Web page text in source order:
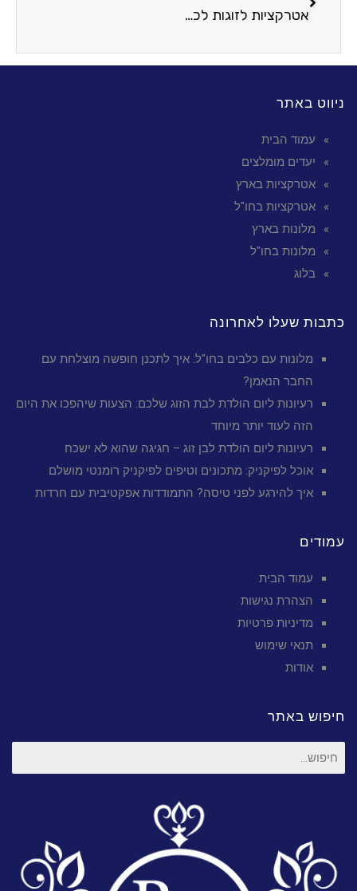
אטרקציות לזוגות לכל עונה: רעיונות לחוויות משותפות
ניווט באתר
עמוד הבית
יעדים מומלצים
אטרקציות בארץ
אטרקציות בחו"ל
מלונות בארץ
מלונות בחו"ל
בלוג
כתבות שעלו לאחרונה
מלונות עם כלבים בחו"ל: איך לתכנן חופשה מוצלחת עם
החבר הנאמן?
רעיונות ליום הולדת לבת הזוג שלכם: הצעות שיהפכו את היום
הזה לעוד יותר מיוחד
רעיונות ליום הולדת לבן זוג – חגיגה שהוא לא ישכח
אוכל לפיקניק: מתכונים וטיפים לפיקניק רומנטי מושלם
איך להירגע לפני טיסה? התמודדות אפקטיבית עם חרדות
עמודים
עמוד הבית
הצהרת נגישות
מדיניות פרטיות
תנאי שימוש
אודות
חיפוש באתר
חיפוש
עבור: